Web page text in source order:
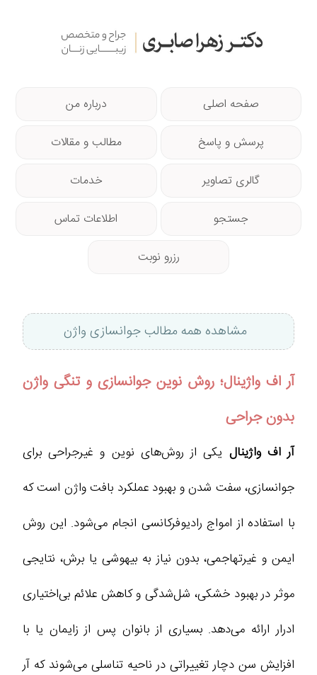
صفحه اصلی درباره من
پرسش و پاسخ مطالب و مقالات
گالری تصاویر خدمات
جستجو اطلاعات تماس
رزرو نوبت
مشاهده همه مطالب جوانسازی واژن
آر اف واژینال؛ روش نوین جوانسازی و تنگی واژن
بدون جراحی
آر اف واژینال یکی از روش‌های نوین و غیرجراحی برای
جوانسازی، سفت شدن و بهبود عملکرد بافت واژن است که
با استفاده از امواج رادیوفرکانسی انجام می‌شود. این روش
ایمن و غیرتهاجمی، بدون نیاز به بیهوشی یا برش، نتایجی
موثر در بهبود خشکی، شل‌شدگی و کاهش علائم بی‌اختیاری
ادرار ارائه می‌دهد. بسیاری از بانوان پس از زایمان یا با
افزایش سن دچار تغییراتی در ناحیه تناسلی می‌شوند که آر